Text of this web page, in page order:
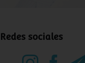
Redes sociales